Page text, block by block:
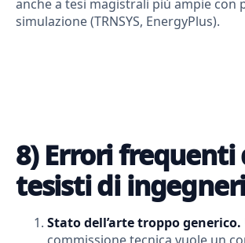
anche a tesi magistrali più ampie con
simulazione (TRNSYS, EnergyPlus).
8) Errori frequenti
tesisti di
Stato dell’arte troppo generico.